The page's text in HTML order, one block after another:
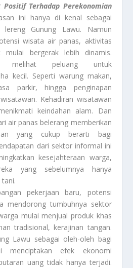
Positif Terhadap Perekonomian
ini hanya di kenal sebagai
Gunung Lawu. Namun
wisata air panas, aktivitas
mulai bergerak lebih dinamis.
melihat peluang untuk
kecil. Seperti warung makan,
parkir, hingga penginapan
Kehadiran wisatawan
keindahan alam. Dan
air panas belerang memberikan
yang cukup berarti bagi
dari sektor informal ini
kesejahteraan warga,
yang sebelumnya hanya
pekerjaan baru, potensi
mendorong tumbuhnya sektor
mulai menjual produk khas
tradisional, kerajinan tangan.
Lawu sebagai oleh-oleh bagi
menciptakan efek ekonomi
uang tidak hanya terjadi.